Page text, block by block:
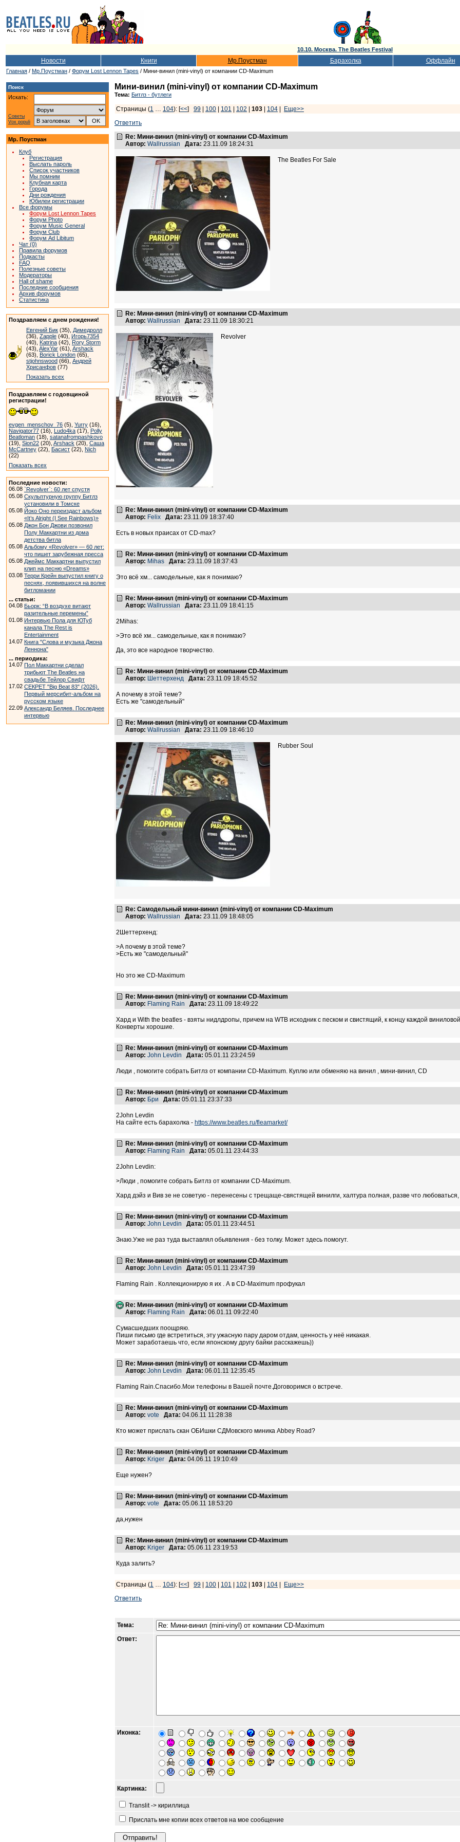
10.10. Москва. The Beatles Festival
Новости Книги Мр.Поустман Барахолка Оффлайн
Главная / Мр.Поустман / Форум Lost Lennon Tapes / Мини-винил (mini-vinyl) от компании CD-Maximum
Поиск
Искать:
Советы
Vox populi
Мр. Поустман
Клуб
Регистрация
Выслать пароль
Список участников
Мы помним
Клубная карта
Города
Дни рождения
Юбилеи регистрации
Все форумы
Форум Lost Lennon Tapes
Форум Photo
Форум Music General
Форум Club
Форум Ad Libitum
Чат (0)
Правила форумов
Подкасты
FAQ
Полезные советы
Модераторы
Hall of shame
Последние сообщения
Архив форумов
Статистика
Поздравляем с днем рождения!
Евгений Бик (35), Димедролл
(36), Zapple (40), Игорь7354
(40), Katrina (42), Rory Storm
(43), AlexYar (61), Arshack
(63), Borick London (65),
stjohnswood (66), Андрей
Хрисанфов (77)
Показать всех
Поздравляем с годовщиной
регистрации!
evgen_menschov_76 (5), Yurry (16),
Navigator77 (16), Ludo4ka (17), Polly
Beatloman (18), satanafrompashkovo
(19), Sion22 (20), Arshack (20), Саша
McCartney (22), Басист (22), Nich
(22)
Показать всех
Последние новости:
06.08 `Revolver`: 60 лет спустя
05.08 Скульптурную группу Битлз
установили в Томске
05.08 Йоко Оно переиздаст альбом
«It’s Alright (I See Rainbows)»
05.08 Джон Бон Джови позвонил
Полу Маккартни из дома
детства битла
05.08 Альбому «Revolver» — 60 лет:
что пишет зарубежная пресса
05.08 Джеймс Маккартни выпустил
клип на песню «Dreams»
03.08 Терри Крейн выпустил книгу о
песнях, появившихся на волне
битломании
... статьи:
04.08 Бьорк: “В воздухе витают
разительные перемены”
01.08 Интервью Пола для ЮТуб
канала The Rest is
Entertainment
14.07 Книга "Слова и музыка Джона
Леннона"
... периодика:
14.07 Пол Маккартни сделал
трибьют The Beatles на
свадьбе Тейлор Свифт
17.02 СЕКРЕТ "Big Beat 83" (2026).
Первый мерсибит-альбом на
русском языке
22.09 Александр Беляев. Последнее
интервью
Мини-винил (mini-vinyl) от компании CD-Maximum
Тема: Битлз - бутлеги
Страницы (1 … 104): [<<] 99 100 101 102 103 104
Еще>>
Ответить
Re: Мини-винил (mini-vinyl) от компании CD-Maximum
Автор: Wallrussian Дата: 23.11.09 18:24:31
The Beatles For Sale
Re: Мини-винил (mini-vinyl) от компании CD-Maximum
Автор: Wallrussian Дата: 23.11.09 18:30:21
Revolver
Re: Мини-винил (mini-vinyl) от компании CD-Maximum
Автор: Felix Дата: 23.11.09 18:37:40
Есть в новых праисах от CD-max?
Re: Мини-винил (mini-vinyl) от компании CD-Maximum
Автор: Mihas Дата: 23.11.09 18:37:43
Это всё хм... самодельные, как я понимаю?
Re: Мини-винил (mini-vinyl) от компании CD-Maximum
Автор: Wallrussian Дата: 23.11.09 18:41:15
2Mihas:
>Это всё хм... самодельные, как я понимаю?
Да, это все народное творчество.
Re: Мини-винил (mini-vinyl) от компании CD-Maximum
Автор: Шеттерхенд Дата: 23.11.09 18:45:52
А почему в этой теме?
Есть же "самодельный"
Re: Мини-винил (mini-vinyl) от компании CD-Maximum
Автор: Wallrussian Дата: 23.11.09 18:46:10
Rubber Soul
Re: Самодельный мини-винил (mini-vinyl) от компании CD-Maximum
Автор: Wallrussian Дата: 23.11.09 18:48:05
2Шеттерхенд:
>А почему в этой теме?
>Есть же "самодельный"
Но это же CD-Maximum
Re: Мини-винил (mini-vinyl) от компании CD-Maximum
Автор: Flaming Rain Дата: 23.11.09 18:49:22
Хард и With the beatles - взяты нидлдропы, причем на WTB исходник с песком и свистящий, к концу каждой
Конверты хорошие.
Re: Мини-винил (mini-vinyl) от компании CD-Maximum
Автор: John Levdin Дата: 05.01.11 23:24:59
Люди , помогите собрать Битлз от компании CD-Maximum. Куплю или обменяю на винил , мини-винил, CD
Re: Мини-винил (mini-vinyl) от компании CD-Maximum
Автор: Бри Дата: 05.01.11 23:37:33
2John Levdin
На сайте есть барахолка - https://www.beatles.ru/fleamarket/
Re: Мини-винил (mini-vinyl) от компании CD-Maximum
Автор: Flaming Rain Дата: 05.01.11 23:44:33
2John Levdin:
>Люди , помогите собрать Битлз от компании CD-Maximum.
Хард дэйз и Вив зе не советую - перенесены с трещаще-свястящей винилги, халтура полная, разве что
Re: Мини-винил (mini-vinyl) от компании CD-Maximum
Автор: John Levdin Дата: 05.01.11 23:44:51
Знаю.Уже не раз туда выставлял обьявления - без толку. Может здесь помогут.
Re: Мини-винил (mini-vinyl) от компании CD-Maximum
Автор: John Levdin Дата: 05.01.11 23:47:39
Flaming Rain . Коллекционирую я их . А в CD-Maximum профукал
Re: Мини-винил (mini-vinyl) от компании CD-Maximum
Автор: Flaming Rain Дата: 06.01.11 09:22:40
Сумасшедших поощряю.
Пиши письмо где встретиться, эту ужасную пару даром отдам, ценность у неё никакая.
Может заработаешь что, если японскому другу байки расскажешь))
Re: Мини-винил (mini-vinyl) от компании CD-Maximum
Автор: John Levdin Дата: 06.01.11 12:35:45
Flaming Rain.Спасибо.Мои телефоны в Вашей почте.Договоримся о встрече.
Re: Мини-винил (mini-vinyl) от компании CD-Maximum
Автор: vote Дата: 04.06.11 11:28:38
Кто может прислать скан ОБИшки СДМовского миника Abbey Road?
Re: Мини-винил (mini-vinyl) от компании CD-Maximum
Автор: Kriger Дата: 04.06.11 19:10:49
Еще нужен?
Re: Мини-винил (mini-vinyl) от компании CD-Maximum
Автор: vote Дата: 05.06.11 18:53:20
да,нужен
Re: Мини-винил (mini-vinyl) от компании CD-Maximum
Автор: Kriger Дата: 05.06.11 23:19:53
Куда залить?
Страницы (1 … 104): [<<] 99 100 101 102 103 104
Еще>>
Ответить
Тема:
Ответ:
Иконка:
Картинка:
Translit -> кириллица
Прислать мне копии всех ответов на мое сообщение